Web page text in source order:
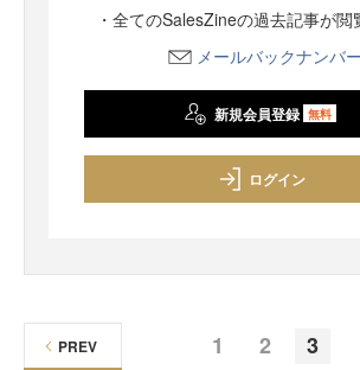
・全てのSalesZineの過去記事が閲
メールバックナンバー
新規会員登録 無料
ログイン
1 2 3
PREV